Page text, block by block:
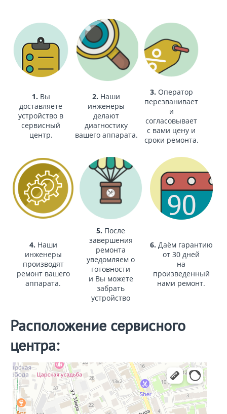
1. Вы
доставляете
устройство в
сервисный
центр.
2. Наши
инженеры
делают
диагностику
вашего аппарата.
3. Оператор
перезванивает
и
согласовывает
с вами цену и
сроки ремонта.
4. Наши
инженеры
производят
ремонт вашего
аппарата.
5. После
завершения
ремонта
уведомляем о
готовности
и Вы можете
забрать
устройство
6. Даём гарантию
от 30 дней
на
произведенный
нами ремонт.
Расположение сервисного
центра: